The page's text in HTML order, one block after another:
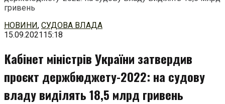
гривень
Перейти
до
НОВИНИ, СУДОВА ВЛАДА
15.09.202115:18
Кабінет міністрів України затвердив
проєкт держбюджету-2022: на судову
владу виділять 18,5 млрд гривень